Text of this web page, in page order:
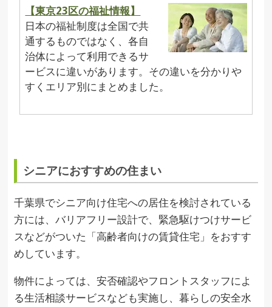
【東京23区の福祉情報】
日本の福祉制度は全国で共
通するものではなく、各自
治体によって利用できるサ
ービスに違いがあります。その違いを分かりや
すくエリア別にまとめました。
シニアにおすすめの住まい
千葉県でシニア向け住宅への居住を検討されている
方には、バリアフリー設計で、緊急駆けつけサービ
スなどがついた「高齢者向けの賃貸住宅」をおすす
めしています。
物件によっては、安否確認やフロントスタッフによ
る生活相談サービスなども実施し、暮らしの安全水